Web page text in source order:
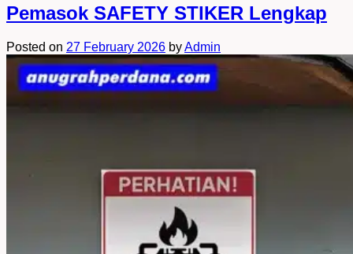
Pemasok SAFETY STIKER Lengkap
Posted on 27 February 2026 byAdmin